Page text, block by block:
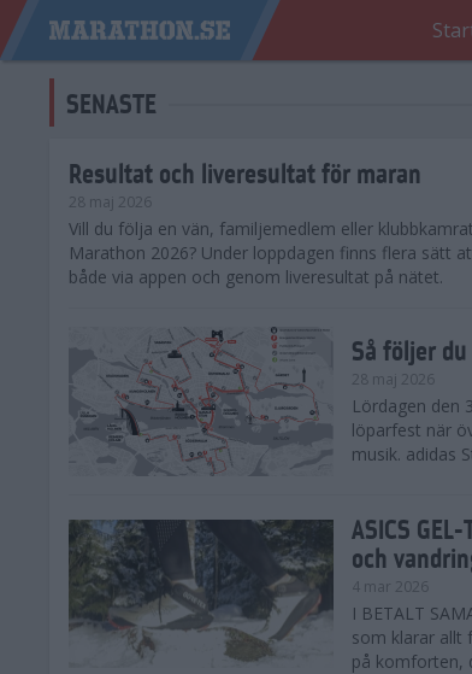
SENASTE
Resultat och liveresultat för maran
28 maj 2026
​Vill du följa en vän, familjemedlem eller
Marathon 2026? Under loppdagen finns flera sätt
både via appen och genom liveresultat på nätet.
Så följer
28 maj 2026
Lördagen den
löparfest när
musik. adidas
ASICS
och
4 mar 2026
I BETALT
som klarar allt
på komforten,